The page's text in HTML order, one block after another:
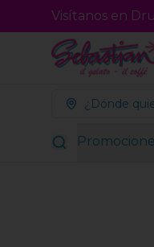
Visítanos en
¿Dónde